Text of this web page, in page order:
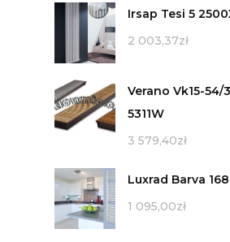
Irsap Tesi 5
2 003,37zł
Verano Vk15-
5311W
3 579,40zł
Luxrad Barva
1 095,00zł